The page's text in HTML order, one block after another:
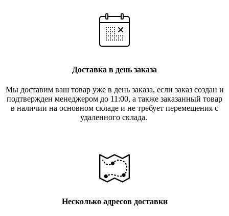
Доставка в день заказа
Мы доставим ваш товар уже в день заказа, если заказ создан и
подтвержден менеджером до 11:00, а также заказанный товар
в наличии на основном складе и не требует перемещения с
удаленного склада.
Несколько адресов доставки